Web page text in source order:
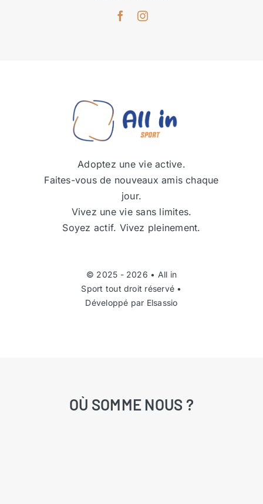
Adoptez une vie active.
Faites-vous de nouveaux amis chaque
jour.
Vivez une vie sans limites.
Soyez actif. Vivez pleinement.
© 2025 - 2026 • All in
Sport tout droit réservé •
Développé par Elsassio
OÙ SOMME NOUS ?